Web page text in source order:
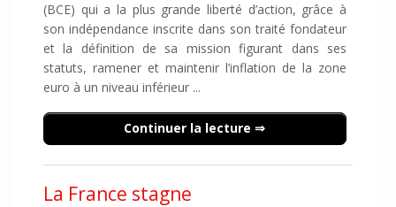
(BCE) qui a la plus grande liberté d’action, grâce à
son indépendance inscrite dans son traité fondateur
et la définition de sa mission figurant dans ses
statuts, ramener et maintenir l’inflation de la zone
euro à un niveau inférieur ...
Continuer la lecture
La France stagne